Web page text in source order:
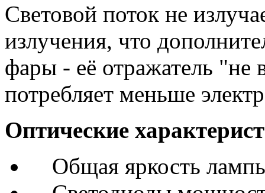
Световой поток не
излучения, что
фары - её отражатель
потребляет меньше
Оптические
Общая яркость